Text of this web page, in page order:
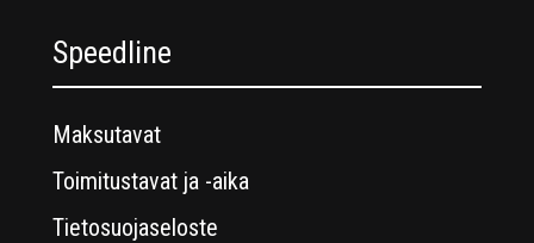
Speedline
Maksutavat
Toimitustavat ja -aika
Tietosuojaseloste